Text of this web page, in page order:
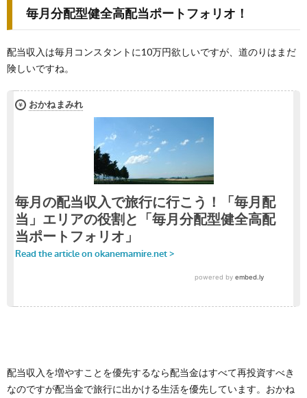
毎月分配型健全高配当ポートフォリオ！
配当収入は毎月コンスタントに10万円欲しいですが、道のりはまだ
険しいですね。
配当収入を増やすことを優先するなら配当金はすべて再投資すべき
なのですが配当金で旅行に出かける生活を優先しています。おかね